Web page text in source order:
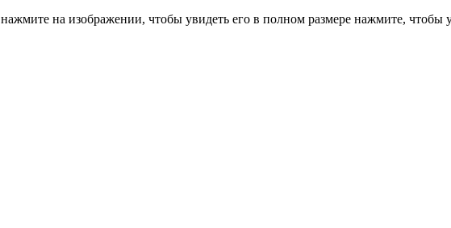
нажмите на изображении, чтобы увидеть его в полном размере нажмите, чтобы